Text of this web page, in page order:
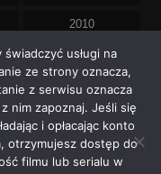
2010
2007
2004
1997
1992
usługi na
ze strony oznacza,
z serwisu oznacza
nim zapoznaj. Jeśli się
i opłacając konto
otrzymujesz dostęp do
filmu lub serialu w